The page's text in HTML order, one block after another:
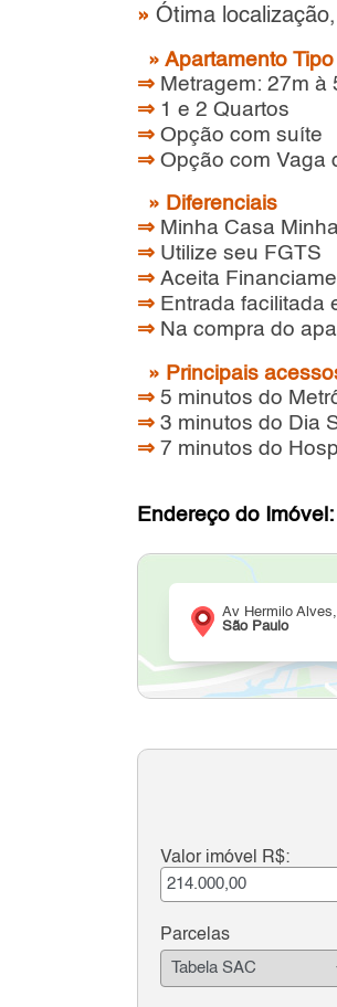
» Ótima
» Apartamento Tipo
⇒ Metragem: 27m à
⇒ 1 e 2 Quartos
⇒ Opção com suíte
⇒ Opção com Vaga
» Diferenciais
⇒ Minha Casa
⇒ Utilize seu FGTS
⇒Aceita
⇒ Entrada facilitada
⇒ Na compra do
» Principais
⇒ 5 minutos do
⇒ 3 minutos do Dia
⇒ 7 minutos do
Endereço do Imóvel:
Av Hermilo
São Paulo
Valor imóvel R$:
Parcelas